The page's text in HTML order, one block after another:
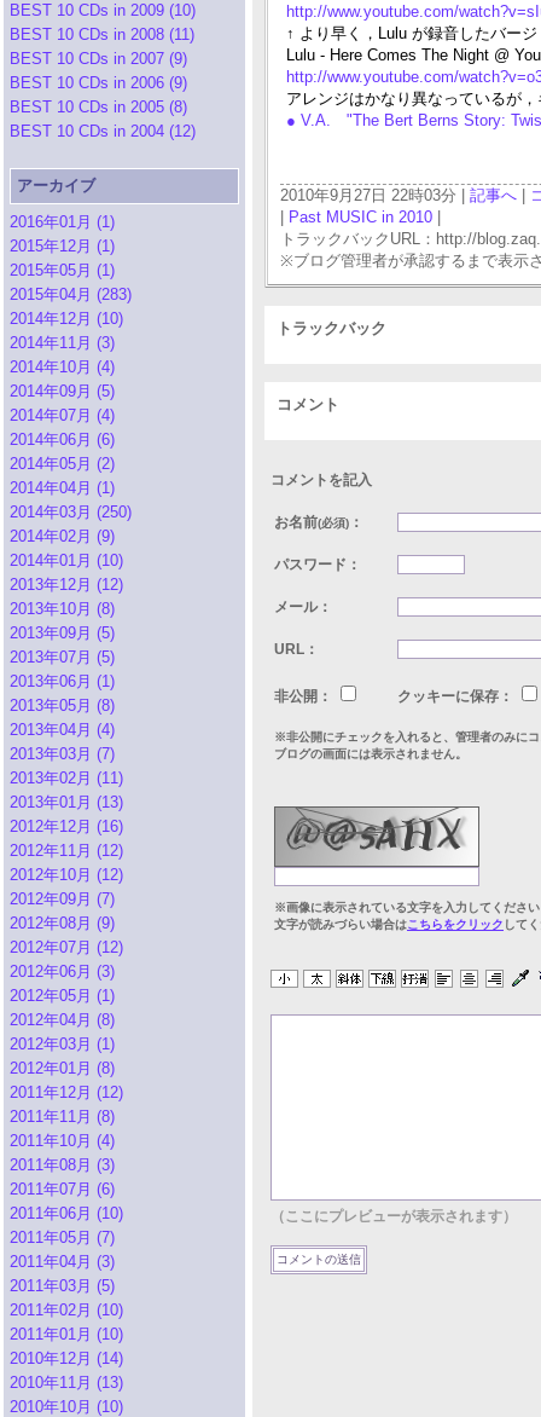
BEST 10 CDs in 2009 (10)
BEST 10 CDs in 2008 (11)
BEST 10 CDs in 2007 (9)
BEST 10 CDs in 2006 (9)
BEST 10 CDs in 2005 (8)
BEST 10 CDs in 2004 (12)
アーカイブ
2016年01月 (1)
2015年12月 (1)
2015年05月 (1)
2015年04月 (283)
2014年12月 (10)
2014年11月 (3)
2014年10月 (4)
2014年09月 (5)
2014年07月 (4)
2014年06月 (6)
2014年05月 (2)
2014年04月 (1)
2014年03月 (250)
2014年02月 (9)
2014年01月 (10)
2013年12月 (12)
2013年10月 (8)
2013年09月 (5)
2013年07月 (5)
2013年06月 (1)
2013年05月 (8)
2013年04月 (4)
2013年03月 (7)
2013年02月 (11)
2013年01月 (13)
2012年12月 (16)
2012年11月 (12)
2012年10月 (12)
2012年09月 (7)
2012年08月 (9)
2012年07月 (12)
2012年06月 (3)
2012年05月 (1)
2012年04月 (8)
2012年03月 (1)
2012年01月 (8)
2011年12月 (12)
2011年11月 (8)
2011年10月 (4)
2011年08月 (3)
2011年07月 (6)
2011年06月 (10)
2011年05月 (7)
2011年04月 (3)
2011年03月 (5)
2011年02月 (10)
2011年01月 (10)
2010年12月 (14)
2010年11月 (13)
2010年10月 (10)
http://www.youtube.com/
↑ より早く，Lulu が録音したバー
Lulu - Here Comes The Night @
http://www.youtube.com/
アレンジはかなり異なっているが
● V.A. "The Bert Berns Story:
2010年9月27日 22時03分 | 記事へ
Past MUSIC in 2010
トラックバックURL：http://
※ブログ管理者が承認するまで表示
トラックバック
コメント
コメントを記入
お名前(必須) ：
パスワード：
メール：
URL：
非公開： クッキーに保存：
※非公開にチェックを入れると、管理者のみに
ブログの画面には表示されません。
※画像に表示されている文字を入力してくださ
文字が読みづらい場合はこちらをクリック して
（ここにプレビューが表示されます）